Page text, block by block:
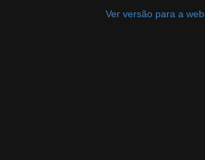
Ver versão para a web